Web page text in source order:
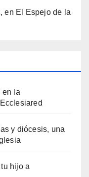
en El Espejo de la
en la
y diócesis, una
hijo a